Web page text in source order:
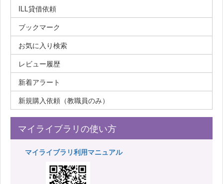
ILL貸借依頼
ブックマーク
お気に入り検索
レビュー履歴
新着アラート
新規購入依頼（教職員のみ）
マイライブラリの使い方
マイライブラリ利用マニュアル